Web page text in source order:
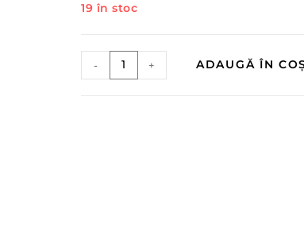
19 în stoc
- + ADAUGĂ ÎN